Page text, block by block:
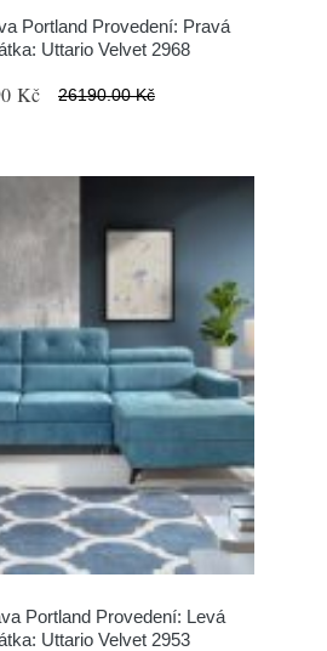
Portland Provedení: Pravá
Uttario Velvet 2968
Kč 26190.00 Kč
Portland Provedení: Levá
Uttario Velvet 2953